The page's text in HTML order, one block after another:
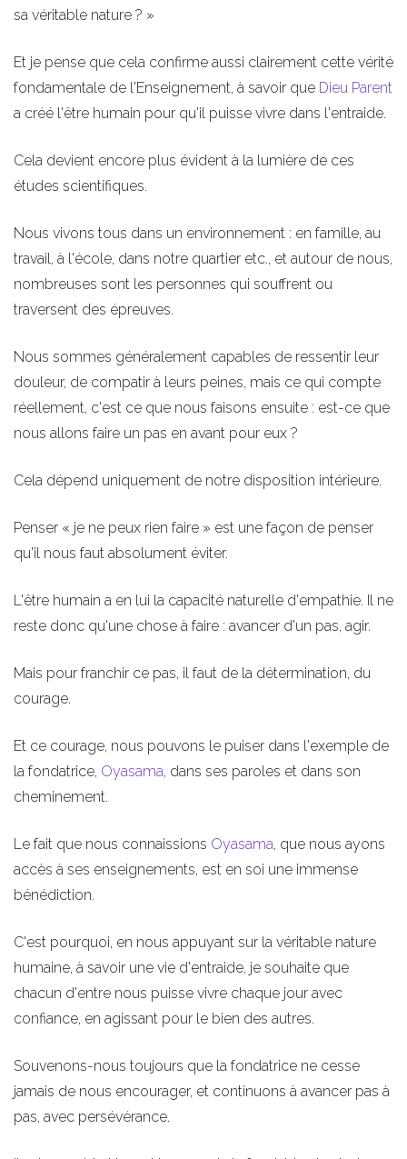
sa véritable nature ? »
Et je pense que cela confirme aussi clairement cette vérité
fondamentale de l'Enseignement, à savoir que Dieu Parent
a créé l'être humain pour qu'il puisse vivre dans l'entraide.
Cela devient encore plus évident à la lumière de ces
études scientifiques.
Nous vivons tous dans un environnement : en famille, au
travail, à l'école, dans notre quartier etc., et autour de nous,
nombreuses sont les personnes qui souffrent ou
traversent des épreuves.
Nous sommes généralement capables de ressentir leur
douleur, de compatir à leurs peines, mais ce qui compte
réellement, c'est ce que nous faisons ensuite : est-ce que
nous allons faire un pas en avant pour eux ?
Cela dépend uniquement de notre disposition intérieure.
Penser « je ne peux rien faire » est une façon de penser
qu'il nous faut absolument éviter.
L'être humain a en lui la capacité naturelle d'empathie. Il ne
reste donc qu'une chose à faire : avancer d'un pas, agir.
Mais pour franchir ce pas, il faut de la détermination, du
courage.
Et ce courage, nous pouvons le puiser dans l'exemple de
la fondatrice, Oyasama, dans ses paroles et dans son
cheminement.
Le fait que nous connaissions Oyasama, que nous ayons
accès à ses enseignements, est en soi une immense
bénédiction.
C'est pourquoi, en nous appuyant sur la véritable nature
humaine, à savoir une vie d'entraide, je souhaite que
chacun d'entre nous puisse vivre chaque jour avec
confiance, en agissant pour le bien des autres.
Souvenons-nous toujours que la fondatrice ne cesse
jamais de nous encourager, et continuons à avancer pas à
pas, avec persévérance.